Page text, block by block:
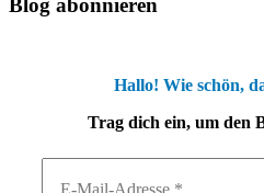
Blog abonnieren
Hallo! Wie schön,
Trag dich ein, um den